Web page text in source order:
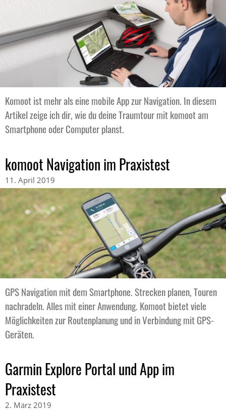
Komoot ist mehr als eine mobile App zur Navigation. In diesem
Artikel zeige ich dir, wie du deine Traumtour mit komoot am
Smartphone oder Computer planst.
komoot Navigation im Praxistest
11. April 2019
GPS Navigation mit dem Smartphone. Strecken planen, Touren
nachradeln. Alles mit einer Anwendung. Komoot bietet viele
Möglichkeiten zur Routenplanung und in Verbindung mit GPS-
Geräten.
Garmin Explore Portal und App im
Praxistest
2. März 2019